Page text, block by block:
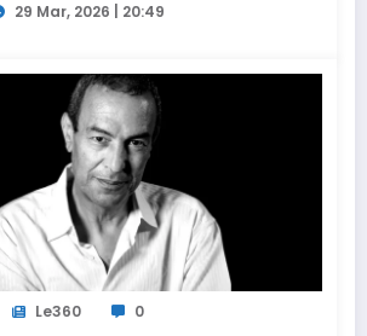
29 Mar, 2026 | 20:49
Le360 0